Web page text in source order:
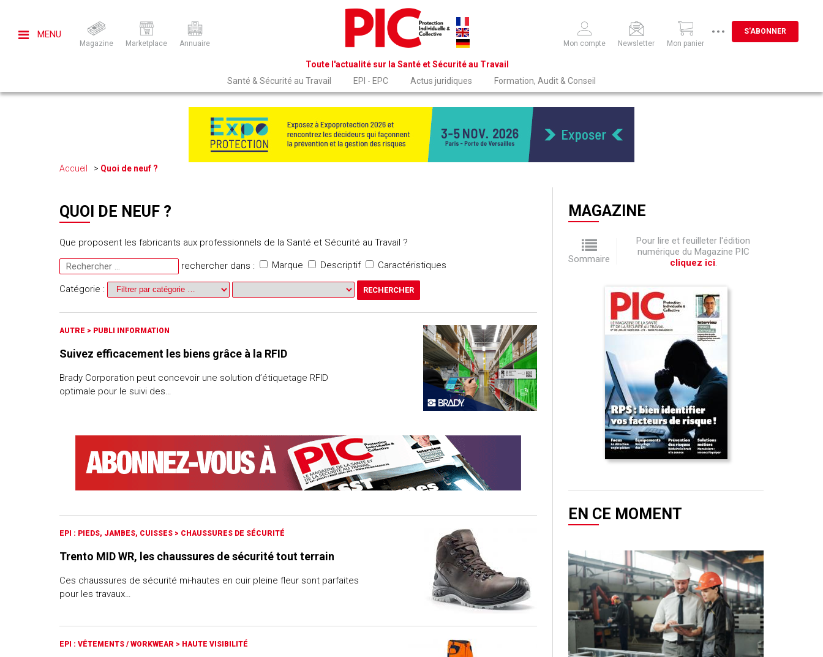
MENU
Magazine Marketplace Annuaire
Toute l'actualité sur la Santé et Sécurité au Travail
Mon compte Newsletter Mon panier
S'ABONNER
Santé & Sécurité au Travail EPI - EPC Actus juridiques Formation, Audit & Conseil
Accueil Quoi de neuf ?
QUOI DE NEUF ?
Que proposent les fabricants aux professionnels de la Santé et Sécurité au Travail ?
rechercher dans : Marque Descriptif Caractéristiques
Catégorie :
AUTRE > PUBLI INFORMATION
Suivez efficacement les biens grâce à la RFID
Brady Corporation peut concevoir une solution d’étiquetage RFID
optimale pour le suivi des…
EPI : PIEDS, JAMBES, CUISSES > CHAUSSURES DE SÉCURITÉ
Trento MID WR, les chaussures de sécurité tout terrain
Ces chaussures de sécurité mi-hautes en cuir pleine fleur sont parfaites
pour les travaux…
EPI : VÊTEMENTS / WORKWEAR > HAUTE VISIBILITÉ
MAGAZINE
Sommaire
Pour lire et feuilleter l'édition
numérique du Magazine PIC
cliquez ici.
EN CE MOMENT